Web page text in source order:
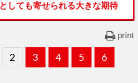
しても寄せられる大きな期待
print
,
固
2 ,
固
3 ,
固
4 ,
固
5 ,
固
6